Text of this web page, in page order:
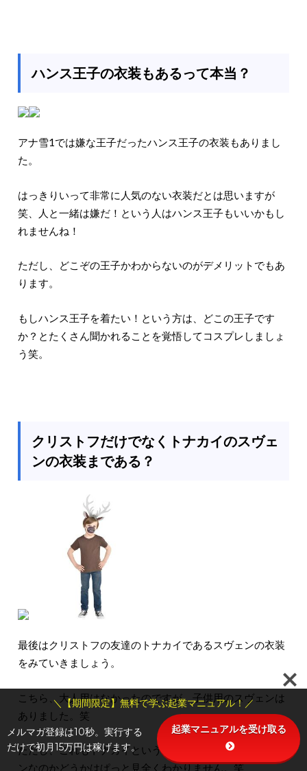
ハンス王子の衣装もあるって本当？
アナ雪1では嫌な王子だったハンス王子の衣装もありまし
た。
はっきりいって非常に人気のない衣装だとは思いますが
笑、人と一緒は嫌だ！という人はハンス王子もいいかもし
れませんね！
ただし、どこぞの王子かわからないのがデメリットでもあ
ります。
もしハンス王子を着たい！という方は、どこの王子です
か？とたくさん聞かれることを覚悟してコスプレしましょ
う笑。
クリストフだけでなくトナカイのスヴェ
ンの衣装まである？
最後はクリストフの友達のトナカイであるスヴェンの衣装
をみていきましょう。
こちら、大人用はなかったのですが、子供用のスヴェンは
ありました。笑
ただし、これもトナカイというのはわかりますが、スヴェ
ンなのかどうかはぱっと見全くわかりません。笑
＼【期間限定】無料で学ぶ起業マニュアル！／
メルマガ登録は10秒。実行する
だけで初月15万円は稼げます。
起業マニュアルを受け取る